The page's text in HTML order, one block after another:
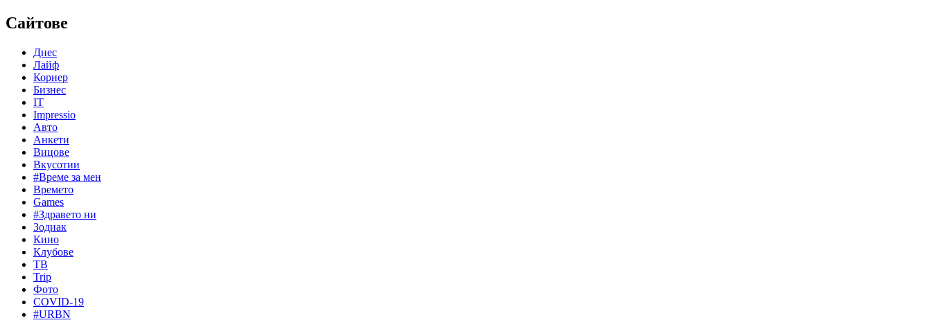
Сайтове
Днес
Лайф
Корнер
Бизнес
IT
Impressio
Авто
Анкети
Вицове
Вкусотии
#Време за мен
Времето
Games
#Здравето ни
Зодиак
Кино
Клубове
ТВ
Trip
Фото
COVID-19
#URBN